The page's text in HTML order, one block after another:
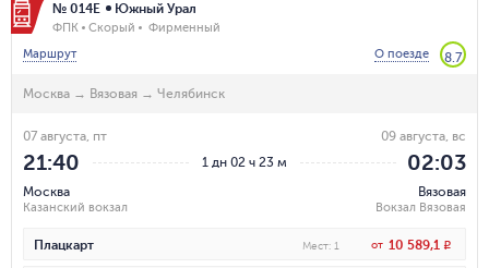
№ 014Е Южный Урал
ФПК Скорый
Фирменный
Маршрут
О поезде 8.7
Москва → Вязовая → Челябинск
1 дн 02 ч 23 м
07 августа, пт
21:40
Москва
Казанский вокзал
09 августа, вс
02:03
Вязовая
Вокзал Вязовая
Плацкарт Мест: 1 от 10 589,1 R